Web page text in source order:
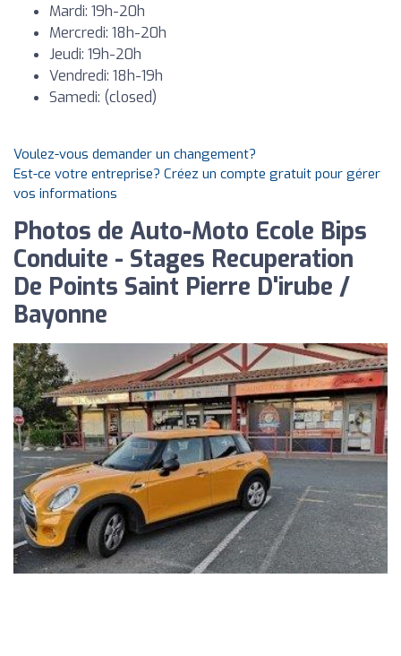
Mardi: 19h-20h
Mercredi: 18h-20h
Jeudi: 19h-20h
Vendredi: 18h-19h
Samedi: (closed)
Voulez-vous demander un changement?
Est-ce votre entreprise? Créez un compte gratuit pour gérer
vos informations
Photos de Auto-Moto Ecole Bips
Conduite - Stages Recuperation
De Points Saint Pierre D'irube /
Bayonne